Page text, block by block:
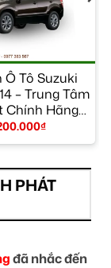
Tô Suzuki
– Trung Tâm
Chính Hãng
₫
PHÁT
đã nhắc đến